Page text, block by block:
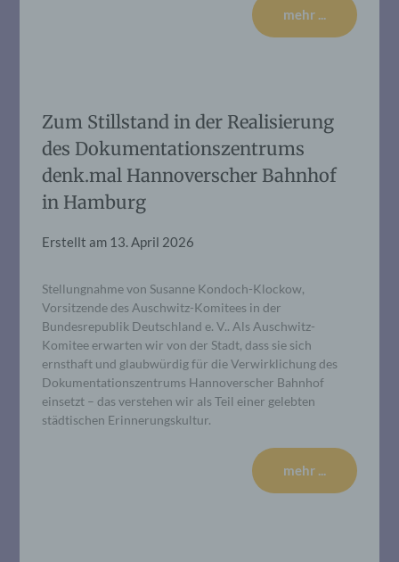
mehr ...
Zum Stillstand in der Realisierung
des Dokumentationszentrums
denk.mal Hannoverscher Bahnhof
in Hamburg
Erstellt am 13. April 2026
Stellungnahme von Susanne Kondoch-Klockow,
Vorsitzende des Auschwitz-Komitees in der
Bundesrepublik Deutschland e. V.. Als Auschwitz-
Komitee erwarten wir von der Stadt, dass sie sich
ernsthaft und glaubwürdig für die Verwirklichung des
Dokumentationszentrums Hannoverscher Bahnhof
einsetzt – das verstehen wir als Teil einer gelebten
städtischen Erinnerungskultur.
mehr ...